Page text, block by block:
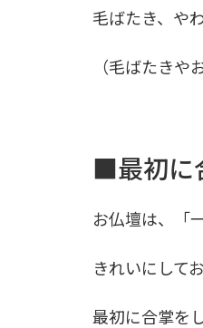
毛ばたき、や
（毛ばたきや
■最初に
お仏壇は、「
きれいにして
最初に合掌を